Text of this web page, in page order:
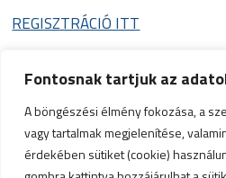
Fontosnak tartjuk az
A böngészési élmény fokozása, a
vagy tartalmak megjelenítése,
érdekében sütiket (cookie)
REGISZTRÁCIÓ ITT
Impresszum|